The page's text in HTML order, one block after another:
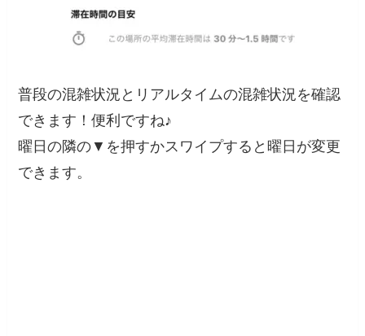
普段の混雑状況とリアルタイムの混雑状況を確認
できます！便利ですね♪
曜日の隣の▼を押すかスワイプすると曜日が変更
できます。